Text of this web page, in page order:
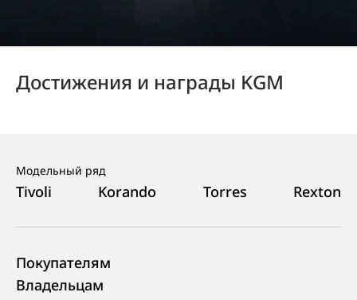
Достижения и награды KGM
Модельный ряд
Tivoli Korando Torres Rexton
Покупателям
Владельцам